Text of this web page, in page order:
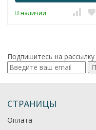
В наличии
Подпишитесь на
СТРАНИЦЫ
Оплата